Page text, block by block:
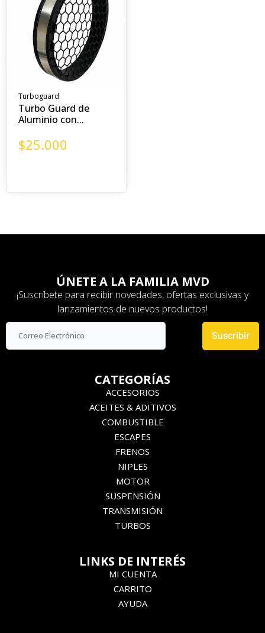
Turboguard
Turbo Guard de
Aluminio con...
$25.000
ÚNETE A LA FAMILIA MVD
¡Suscríbete para recibir novedades, ofertas exclusivas y
lanzamientos de nuevos productos!
Suscribir
CATEGORÍAS
ACCESORIOS
ACEITES & ADITIVOS
COMBUSTIBLE
ESCAPES
FRENOS
NIPLES
MOTOR
SUSPENSIÓN
TRANSMISIÓN
TURBOS
LINKS DE INTERÉS
MI CUENTA
CARRITO
AYUDA